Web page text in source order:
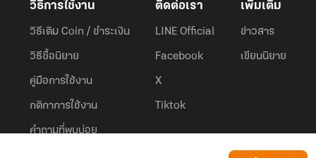
วิธีการใช้งาน
วิธีเติม Coin / ชำระเงิน
วิธีซื้อนิยาย
คู่มือการใช้งาน
กติกาการใช้งาน
คำถามที่พบบ่อย
ติดต่อเรา
LINE Official
Facebook
X
Tiktok
เพิ่มเติม
ข่าวสาร
เขียนนิยาย